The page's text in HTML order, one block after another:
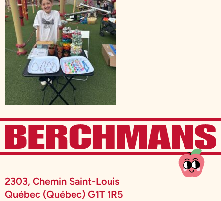
2303, Chemin Saint-Louis
Québec (Québec) G1T 1R5